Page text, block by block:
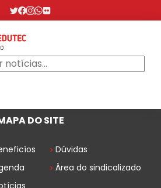
DO SITE
Dúvidas
Área do sindicalizado